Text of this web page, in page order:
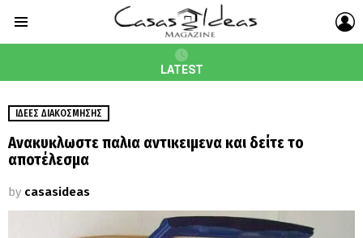
LATEST
ΙΔΈΕΣ ΔΙΑΚΌΣΜΗΣΗΣ
Aνακυκλωστε παλια αντικειμενα και δείτε το
αποτέλεσμα
by casasideas